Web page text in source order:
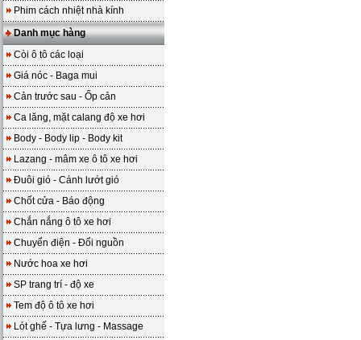
Phim cách nhiệt nhà kính
Danh mục hàng
Còi ô tô các loại
Giá nóc - Baga mui
Cản trước sau - Ốp cản
Ca lăng, mặt calang độ xe hơi
Body - Body lip - Body kit
Lazang - mâm xe ô tô xe hơi
Đuôi gió - Cánh lướt gió
Chốt cửa - Báo động
Chắn nắng ô tô xe hơi
Chuyển điện - Đổi nguồn
Nước hoa xe hơi
SP trang trí - độ xe
Tem độ ô tô xe hơi
Lót ghế - Tựa lưng - Massage